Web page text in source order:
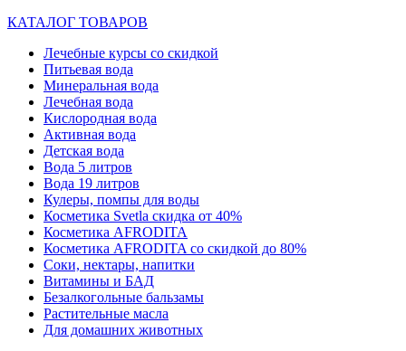
КАТАЛОГ ТОВАРОВ
Лечебные курсы со скидкой
Питьевая вода
Минеральная вода
Лечебная вода
Кислородная вода
Активная вода
Детская вода
Вода 5 литров
Вода 19 литров
Кулеры, помпы для воды
Косметика Svetla скидка от 40%
Косметика AFRODITA
Косметика AFRODITA со скидкой до 80%
Соки, нектары, напитки
Витамины и БАД
Безалкогольные бальзамы
Растительные масла
Для домашних животных